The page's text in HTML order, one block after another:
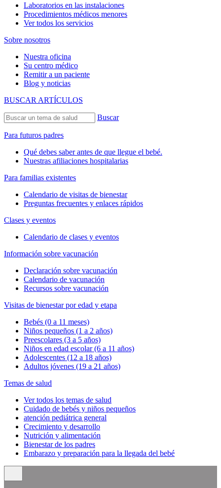
Laboratorios en las instalaciones
Procedimientos médicos menores
Ver todos los servicios
Sobre nosotros
Nuestra oficina
Su centro médico
Remitir a un paciente
Blog y noticias
BUSCAR ARTÍCULOS
Buscar
Para futuros padres
Qué debes saber antes de que llegue el bebé.
Nuestras afiliaciones hospitalarias
Para familias existentes
Calendario de visitas de bienestar
Preguntas frecuentes y enlaces rápidos
Clases y eventos
Calendario de clases y eventos
Información sobre vacunación
Declaración sobre vacunación
Calendario de vacunación
Recursos sobre vacunación
Visitas de bienestar por edad y etapa
Bebés (0 a 11 meses)
Niños pequeños (1 a 2 años)
Preescolares (3 a 5 años)
Niños en edad escolar (6 a 11 años)
Adolescentes (12 a 18 años)
Adultos jóvenes (19 a 21 años)
Temas de salud
Ver todos los temas de salud
Cuidado de bebés y niños pequeños
atención pediátrica general
Crecimiento y desarrollo
Nutrición y alimentación
Bienestar de los padres
Embarazo y preparación para la llegada del bebé